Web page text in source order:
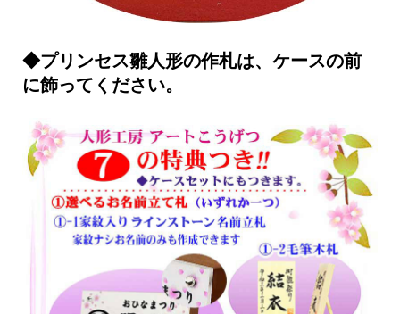
◆プリンセス雛人形の作札は、ケースの前
に飾ってください。